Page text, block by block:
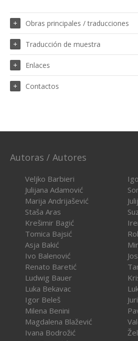
Obras principales / traducciones
Traducción de muestra
Enlaces
Contactos
Autoras / Autores
Veljko Barbieri
Julijana Adamović
Marija Andrijašević
Staša Aras
Krešimir Bagić
Tomica Bajsić
Asja Bakić
Ivo Balenović
Renato Baretić
Ludwig Bauer
Luka Bekavac
Igor Beleš
Milena Benini
Magdalena Blažević
Ivana Bodrožić